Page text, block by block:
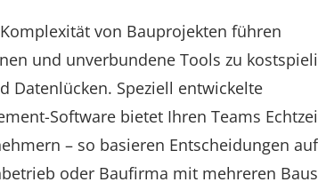
von Bauprojekten führen
und unverbundene Tools zu
Datenlücken. Speziell entwickelte
Software bietet Ihren Teams
– so basieren Entscheidungen auf
oder Baufirma mit mehreren